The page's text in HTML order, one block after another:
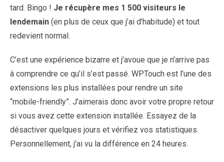
tard. Bingo ! Je récupère mes 1 500 visiteurs le
lendemain (en plus de ceux que j’ai d’habitude) et tout
redevient normal.
C’est une expérience bizarre et j’avoue que je n’arrive pas
à comprendre ce qu’il s’est passé. WPTouch est l’une des
extensions les plus installées pour rendre un site
“mobile-friendly”. J’aimerais donc avoir votre propre retour
si vous avez cette extension installée. Essayez de la
désactiver quelques jours et vérifiez vos statistiques.
Personnellement, j’ai vu la différence en 24 heures.